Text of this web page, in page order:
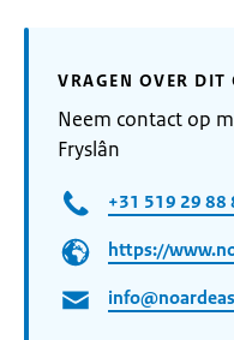
VRAGEN OVER DIT
Neem contact op
Fryslân
+31 519 29 88
https://